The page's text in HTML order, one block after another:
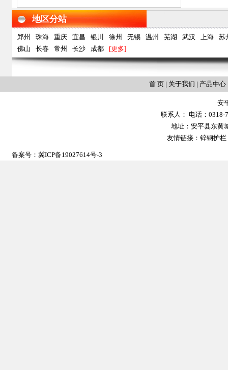
地区分站
郑州 珠海 重庆 宜昌 银川 徐州 无锡 温州 芜湖 武汉 上海
苏
佛山
长春 常州 长沙 成都 [更多]
首 页 | 关于我们 | 产品中心
安
联系人： 电话：0318-
地址：安平县东黄
友情链接： 锌钢护栏
备案号： 冀ICP备19027614号-3